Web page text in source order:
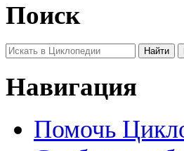
Поиск
Навигация
Помочь